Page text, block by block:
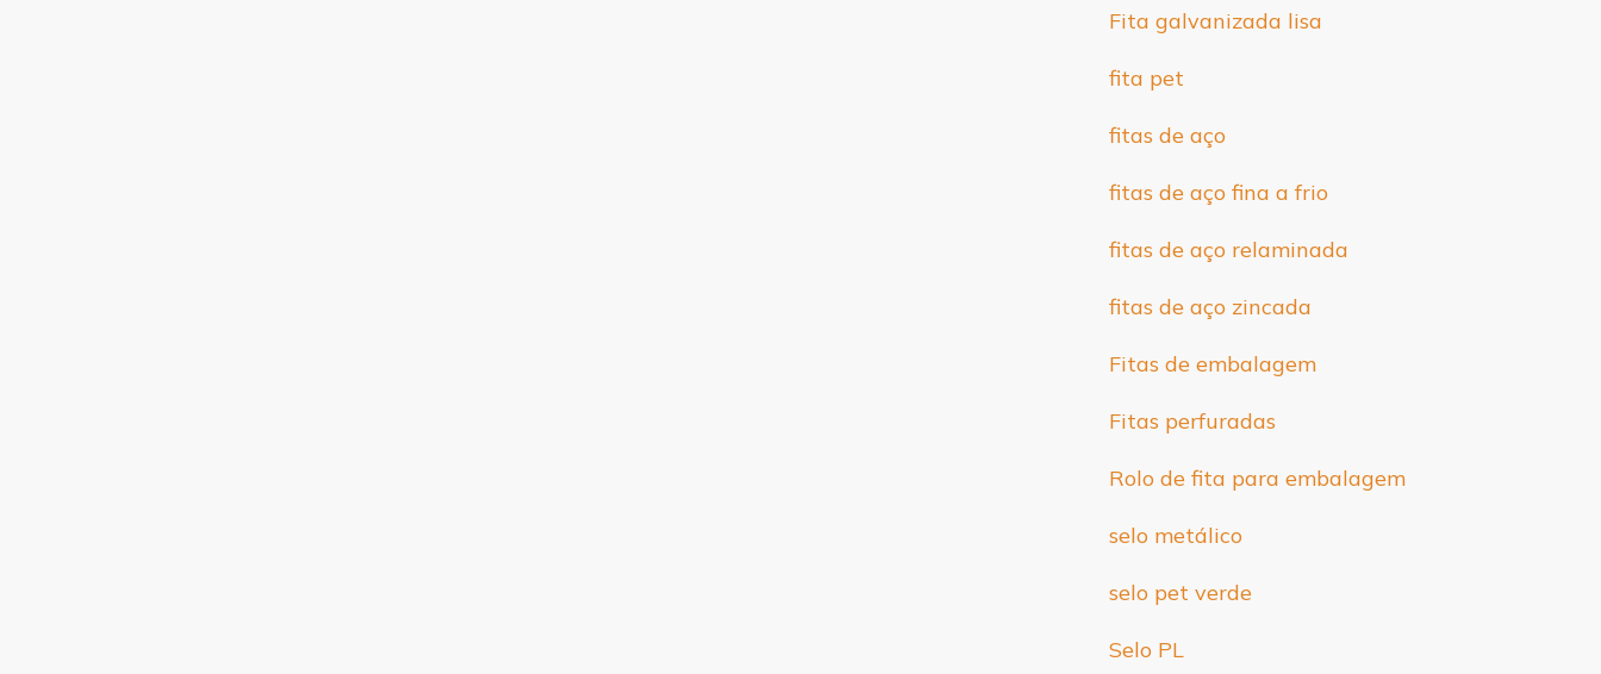
Fita galvanizada lisa
fita pet
fitas de aço
fitas de aço fina a frio
fitas de aço relaminada
fitas de aço zincada
Fitas de embalagem
Fitas perfuradas
Rolo de fita para embalagem
selo metálico
selo pet verde
Selo PL